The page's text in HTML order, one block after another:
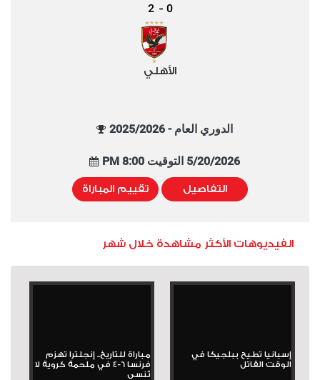
0
-
2
الأهلي
الدوري العام - 2025/2026
5/20/2026 التوقيت 8:00 PM
التفاصيل تقييم المباراة
الفيديوهات الأكثر مشاهدة خلال شهر
إسبانيا تطيح ببلجيكا في
الوقت القاتل
مباراة للتاريخ.. إنجلترا تهزم
فرنسا 6-4 في ملحمة كروية لا
تُنسى